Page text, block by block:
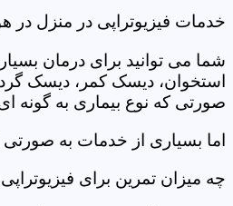
خدمات فیزیوتراپی در منزل در
شما می توانید برای درمان
استخوان، دیسک کمر، دیسک
صورتی که نوع بیماری به گونه
اما بسیاری از خدمات به
چه میزان تمرین برای